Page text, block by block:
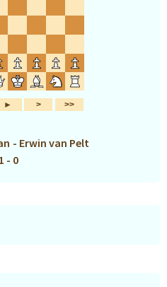
- Erwin van Pelt
1 - 0